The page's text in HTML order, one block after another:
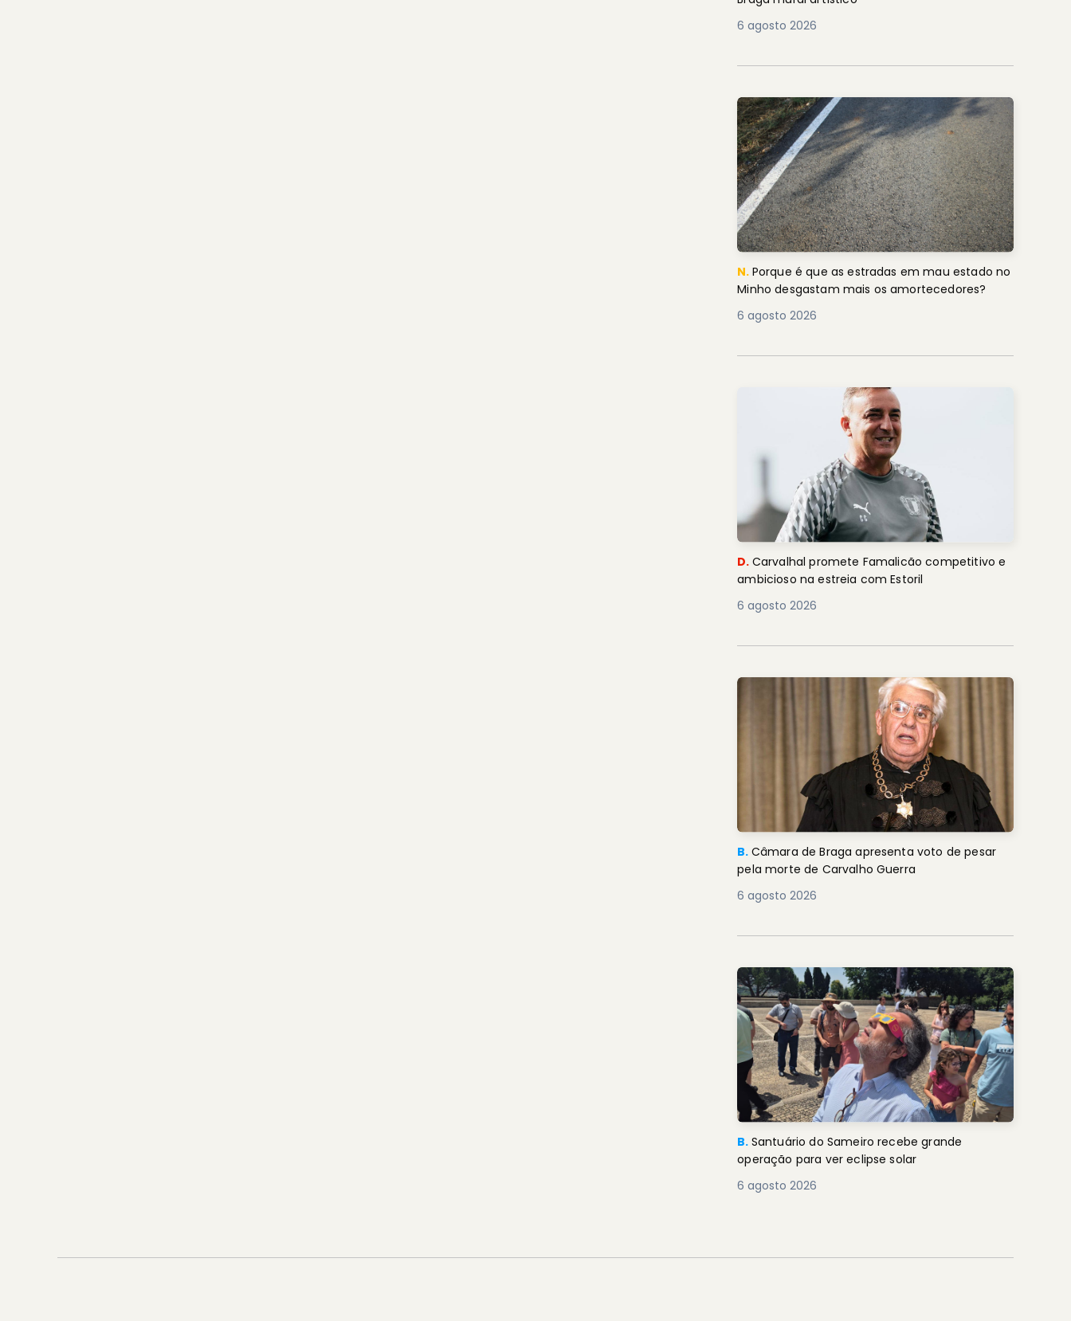
6 agosto 2026
N. Porque é que as estradas em mau estado no
Minho desgastam mais os amortecedores?
6 agosto 2026
D. Carvalhal promete Famalicão competitivo e
ambicioso na estreia com Estoril
6 agosto 2026
B. Câmara de Braga apresenta voto de pesar
pela morte de Carvalho Guerra
6 agosto 2026
B. Santuário do Sameiro recebe grande
operação para ver eclipse solar
6 agosto 2026